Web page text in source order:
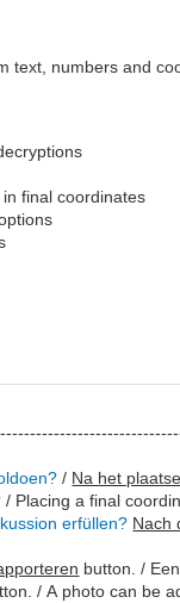
numbers and
final coordinates
/ Na het
/ Placing a final
erfüllen? Nach
button. /
/ A photo can be